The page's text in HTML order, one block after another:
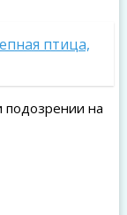
птица,
подозрении на